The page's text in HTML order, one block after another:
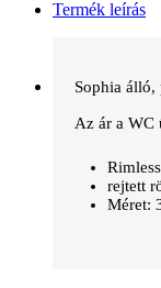
Termék leírás
Sophia
Az ár a WC
rejtett
Méret: